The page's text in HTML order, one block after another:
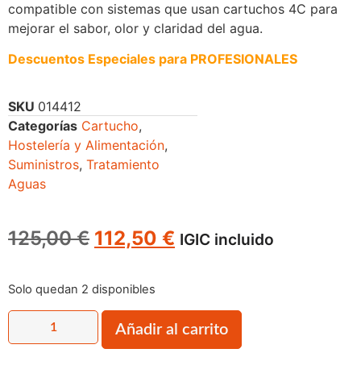
compatible con sistemas que usan cartuchos 4C para
mejorar el sabor, olor y claridad del agua.
Descuentos Especiales para PROFESIONALES
SKU 014412
Categorías Cartucho,
Hostelería y Alimentación,
Suministros, Tratamiento
Aguas
125,00€ 112,50 € IGIC incluido
Solo quedan 2 disponibles
Añadir al carrito